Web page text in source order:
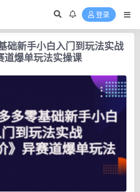
登录
础新手小白入门到玩法实战
道爆单玩法实操课